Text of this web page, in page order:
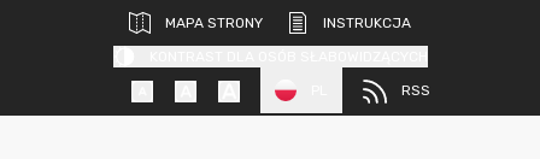
MAPA STRONY
INSTRUKCJA
RSS